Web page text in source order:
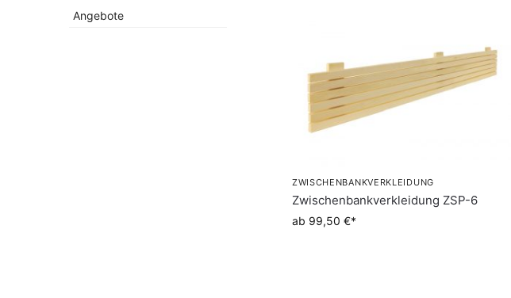
ZWISCHENBANKVERKLEIDUNG
Zwischenbankverkleidung ZSP-6
ab 99,50 €
Angebote